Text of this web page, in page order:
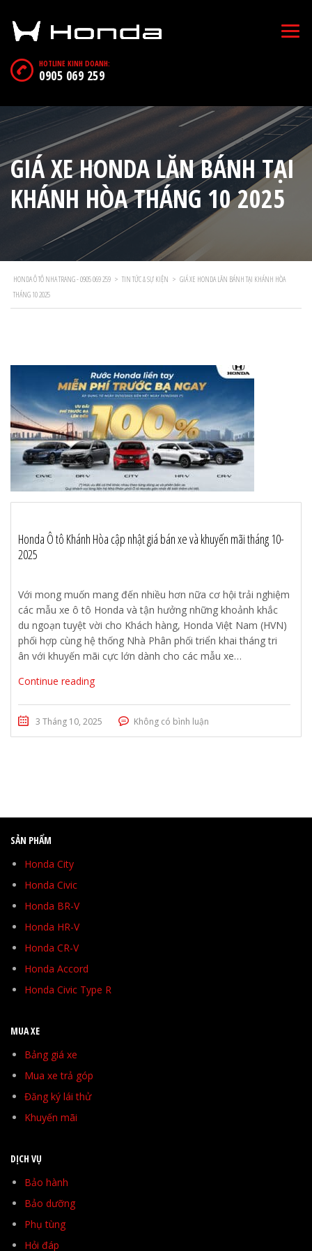
HOTLINE KINH DOANH:
0905 069 259
GIÁ XE HONDA LĂN BÁNH TẠI
KHÁNH HÒA THÁNG 10 2025
HONDA Ô TÔ NHA TRANG - 0905 069 259 > TIN TỨC & SỰ KIỆN > GIÁ XE HONDA LĂN BÁNH TẠI KHÁNH HÒA
THÁNG 10 2025
Honda Ô tô Khánh Hòa cập nhật giá bán xe và khuyến mãi tháng 10-
2025
Với mong muốn mang đến nhiều hơn nữa cơ hội trải nghiệm
các mẫu xe ô tô Honda và tận hưởng những khoảnh khắc
du ngoạn tuyệt vời cho Khách hàng, Honda Việt Nam (HVN)
phối hợp cùng hệ thống Nhà Phân phối triển khai tháng tri
ân với khuyến mãi cực lớn dành cho các mẫu xe…
Continue reading
3 Tháng 10, 2025 Không có bình luận
SẢN PHẨM
Honda City
Honda Civic
Honda BR-V
Honda HR-V
Honda CR-V
Honda Accord
Honda Civic Type R
MUA XE
Bảng giá xe
Mua xe trả góp
Đăng ký lái thử
Khuyến mãi
DỊCH VỤ
Bảo hành
Bảo dưỡng
Phụ tùng
Hỏi đáp